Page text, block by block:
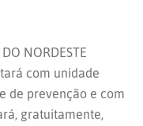
NORDESTE
com unidade
de prevenção e com
gratuitamente,